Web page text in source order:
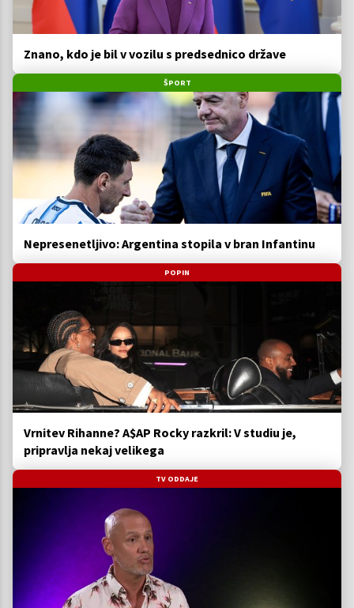
Znano, kdo je bil v vozilu s predsednico države
ŠPORT
Nepresenetljivo: Argentina stopila v bran Infantinu
POPIN
Vrnitev Rihanne? A$AP Rocky razkril: V studiu je,
pripravlja nekaj velikega
TV ODDAJE